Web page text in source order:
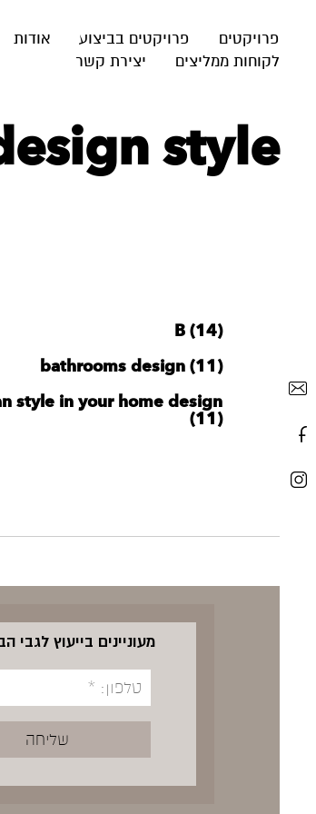
פרויקטים פרויקטים בביצוע אודות
לקוחות ממליצים
יצירת קשר
style‬‏ (15)
B (14)
bathrooms design (11)
style in your home design
(11)
מעוניינים בייעוץ